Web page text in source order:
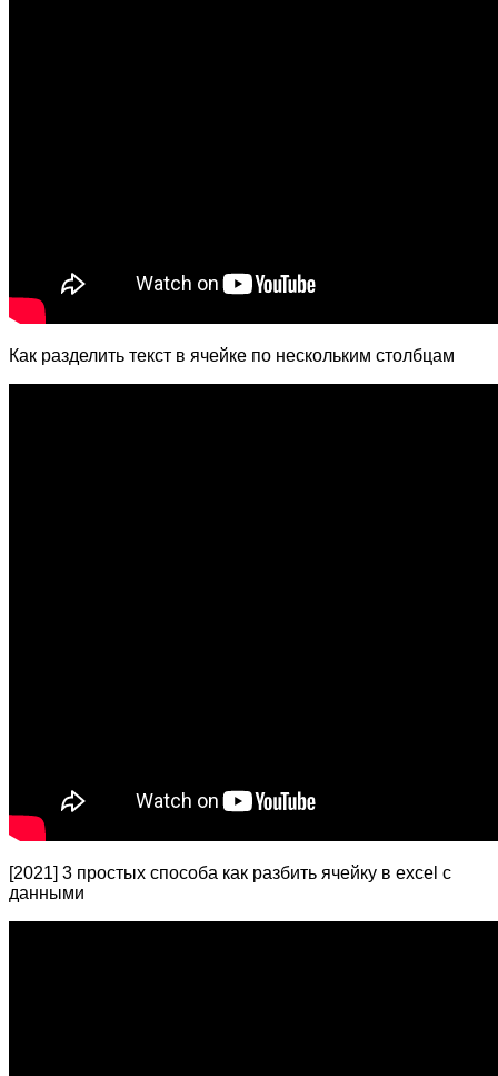
Как разделить текст в ячейке по нескольким столбцам
[2021] 3 простых способа как разбить ячейку в excel с
данными